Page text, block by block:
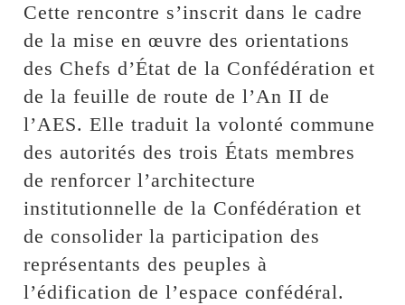
Cette rencontre s’inscrit dans le cadre
de la mise en œuvre des orientations
des Chefs d’État de la Confédération et
de la feuille de route de l’An II de
l’AES. Elle traduit la volonté commune
des autorités des trois États membres
de renforcer l’architecture
institutionnelle de la Confédération et
de consolider la participation des
représentants des peuples à
l’édification de l’espace confédéral.